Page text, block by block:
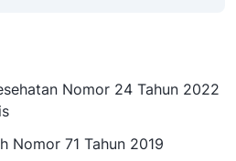
Nomor 24 Tahun 2022
Nomor 71 Tahun 2019